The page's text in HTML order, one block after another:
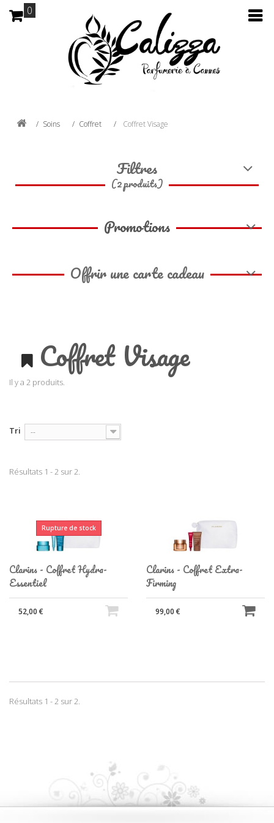
0
Soins Coffret Coffret Visage
Filtres
(2 produits)
Promotions
Offrir une carte cadeau
Coffret Visage
Il y a 2 produits.
Tri --
Résultats 1 - 2 sur 2.
Rupture de stock
Clarins - Coffret Hydra-
Essentiel
52,00 €
Clarins - Coffret Extra-
Firming
99,00 €
Résultats 1 - 2 sur 2.